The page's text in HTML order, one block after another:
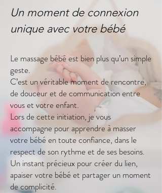
Un moment de connexion
unique avec votre bébé
Le massage bébé est bien plus qu’un simple
geste.
C’est un véritable moment de rencontre,
de douceur et de communication entre
vous et votre enfant.
Lors de cette initiation, je vous
accompagne pour apprendre à masser
votre bébé en toute confiance, dans le
respect de son rythme et de ses besoins.
Un instant précieux pour créer du lien,
apaiser votre bébé et partager un moment
de complicité.